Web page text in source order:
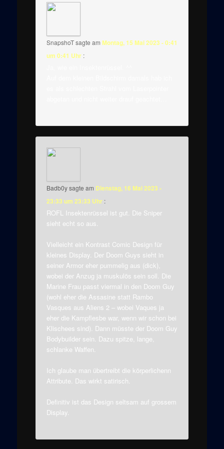
SnapshoTsagte am Montag, 15 Mai 2023 - 0:41
um 0:41 Uhr :
Badb0ysagte am Dienstag, 16 Mai 2023 -
23:33 um 23:33 Uhr :
ROFL Insektenrüssel ist gut. Die Sniper
sieht echt so aus.
Vielleicht ein Kontrast Comic Design für
kleines Display. Der Doom Guys sieht in
seiner Armor eher pummelig aus (dick),
wobei der Anzug ja muskulös sein soll. Die
Marine Frau passt viermal in den Doom Guy
(wohl eher die Assasine statt Rambo
Vasques aus Aliens 2 – wobei Vaques ja
eher die Kampflesbe war, wenn wir schon bei
Klischees sind). Dann müsste der Doom Guy
Bodybuilder sein. Dazu spitze, lange,
schlanke Waffen.
Ich glaube man übertreibt die körperlichenn
Attribute. Das wirkt satirisch.
Definitiv ist das Design seltsam auf grossem
Display.